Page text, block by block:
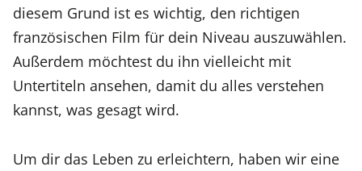
diesem Grund ist es wichtig, den richtigen
französischen Film für dein Niveau auszuwählen.
Außerdem möchtest du ihn vielleicht mit
Untertiteln ansehen, damit du alles verstehen
kannst, was gesagt wird.
Um dir das Leben zu erleichtern, haben wir eine